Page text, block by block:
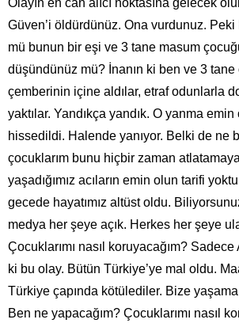
Olayın en can alıcı noktasına gelecek
Güven’i öldürdünüz. Ona vurdunuz.
mü bunun bir eşi ve 3 tane masum
düşündünüz mü? İnanın ki ben ve 3
çemberinin içine aldılar, etraf odunlarla
yaktılar. Yandıkça yandık. O yanma
hissedildi. Halende yanıyor. Belki de ne
çocuklarım bunu hiçbir zaman
yaşadığımız acıların emin olun tarifi
gecede hayatımız altüst oldu.
medya her şeye açık. Herkes her şeye
Çocuklarımı nasıl koruyacağım? Sadece
ki bu olay. Bütün Türkiye’ye mal oldu.
Türkiye çapında kötülediler. Bize yaşama
Ben ne yapacağım? Çocuklarımı nasıl